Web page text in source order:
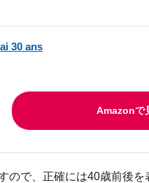
30 ans
Amazonで
で、正確には40歳前後を